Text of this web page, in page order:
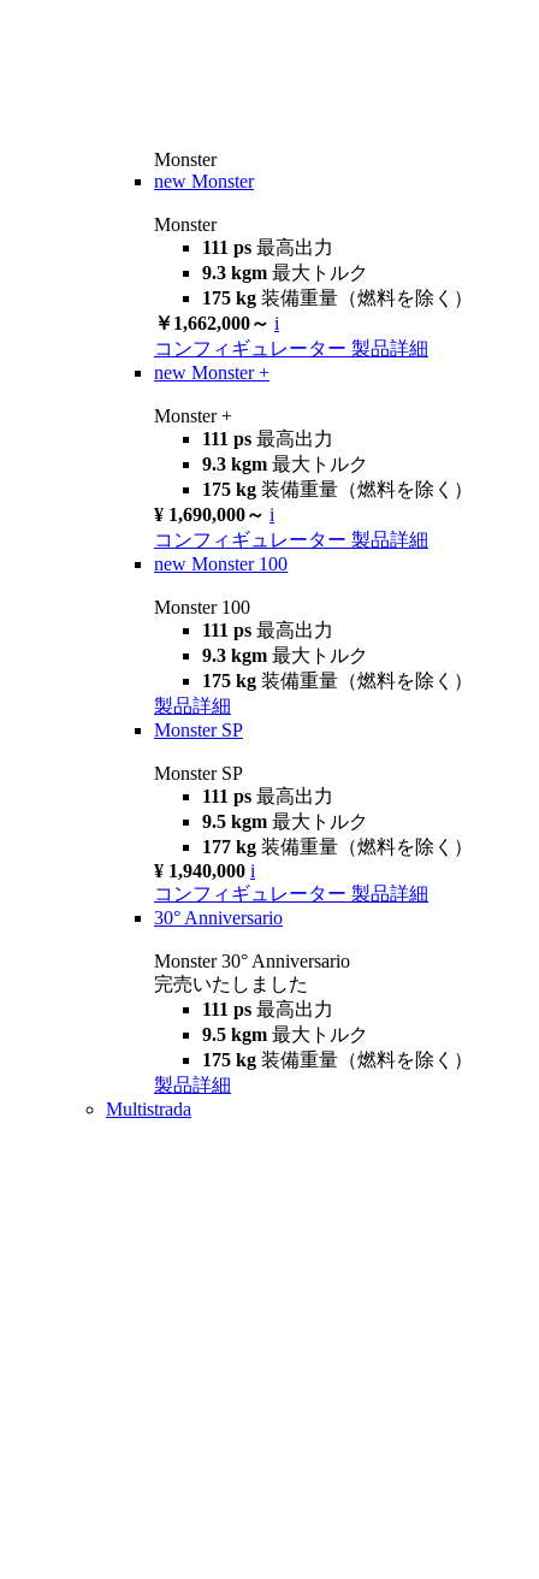
Monster
new Monster
Monster
111 ps 最高出力
9.3 kgm 最大トルク
175 kg 装備重量（燃料を除く）
￥1,662,000～ i
コンフィギュレーター 製品詳細
new Monster +
Monster +
111 ps 最高出力
9.3 kgm 最大トルク
175 kg 装備重量（燃料を除く）
¥ 1,690,000～ i
コンフィギュレーター 製品詳細
new Monster 100
Monster 100
111 ps 最高出力
9.3 kgm 最大トルク
175 kg 装備重量（燃料を除く）
製品詳細
Monster SP
Monster SP
111 ps 最高出力
9.5 kgm 最大トルク
177 kg 装備重量（燃料を除く）
¥ 1,940,000 i
コンフィギュレーター 製品詳細
30° Anniversario
Monster 30° Anniversario
完売いたしました
111 ps 最高出力
9.5 kgm 最大トルク
175 kg 装備重量（燃料を除く）
製品詳細
Multistrada